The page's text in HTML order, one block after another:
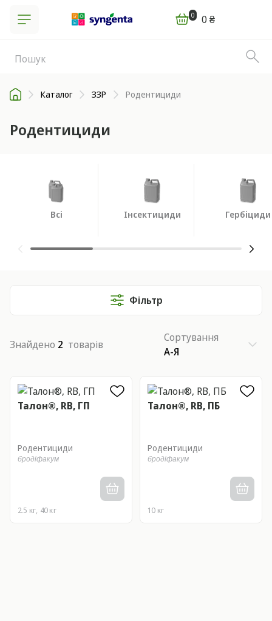
0 0 ₴
Каталог ЗЗР Родентициди
Родентициди
Всі Інсектициди Гербіциди
Фільтр
Знайдено 2 товарів
Сортування
А-Я
Талон®, RB, ГП
Родентициди
бродіфакум
2.5 кг, 40 кг
Талон®, RB, ПБ
Родентициди
бродіфакум
10 кг